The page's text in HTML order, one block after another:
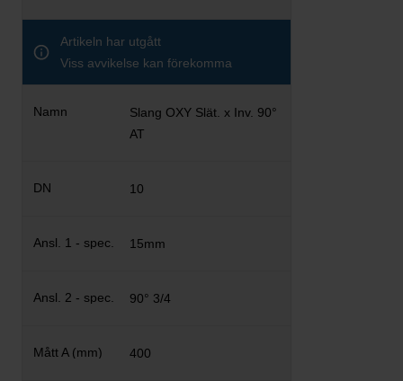
Artikeln har utgått
Viss avvikelse kan förekomma
Slang OXY Slät. x Inv. 90°
AT
10
15mm
90° 3/4
400